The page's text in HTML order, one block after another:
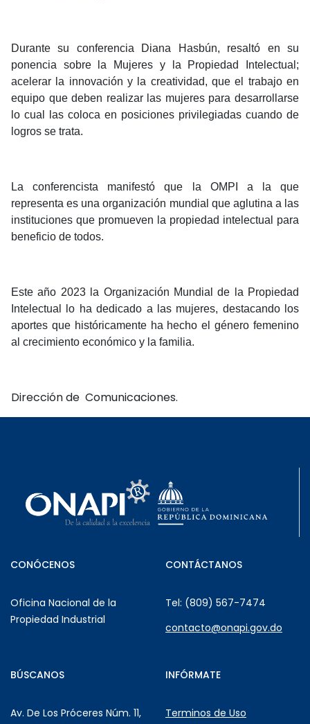
Durante su conferencia Diana Hasbún, resaltó en su
ponencia sobre la Mujeres y la Propiedad Intelectual;
acelerar la innovación y la creatividad, que el trabajo en
equipo que deben realizar las mujeres para desarrollarse
lo cual las coloca en posiciones privilegiadas cuando de
logros se trata.
La conferencista manifestó que la OMPI a la que
representa es una organización mundial que aglutina a las
instituciones que promueven la propiedad intelectual para
beneficio de todos.
Este año 2023 la Organización Mundial de la Propiedad
Intelectual lo ha dedicado a las mujeres, destacando los
aportes que históricamente ha hecho el género femenino
al crecimiento económico y la familia.
Dirección de Comunicaciones.
CONÓCENOS
Oficina Nacional de la
Propiedad Industrial
CONTÁCTANOS
Tel: (809) 567-7474
contacto@onapi.gov.do
BÚSCANOS
Av. De Los Próceres Núm. 11,
INFÓRMATE
Terminos de Uso